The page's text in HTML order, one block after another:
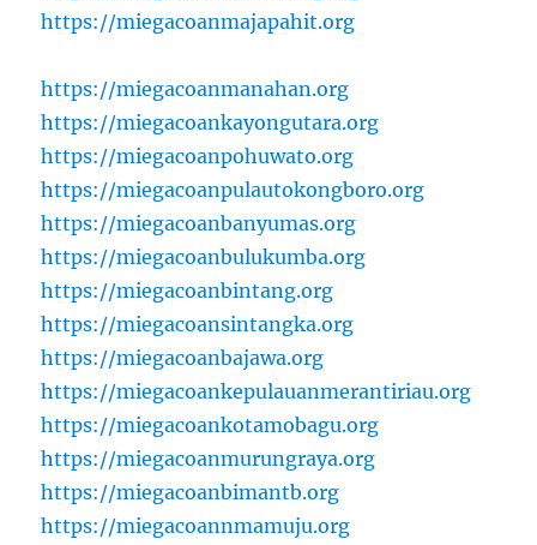
https://miegacoanmajapahit.org
https://miegacoanmanahan.org
https://miegacoankayongutara.org
https://miegacoanpohuwato.org
https://miegacoanpulautokongboro.org
https://miegacoanbanyumas.org
https://miegacoanbulukumba.org
https://miegacoanbintang.org
https://miegacoansintangka.org
https://miegacoanbajawa.org
https://miegacoankepulauanmerantiriau.org
https://miegacoankotamobagu.org
https://miegacoanmurungraya.org
https://miegacoanbimantb.org
https://miegacoannmamuju.org